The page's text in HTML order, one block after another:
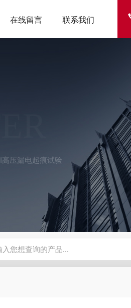
在线留言 联系我们
高压漏电起痕试验
GCDDJ-50Kv绝缘材料电压击穿强度试